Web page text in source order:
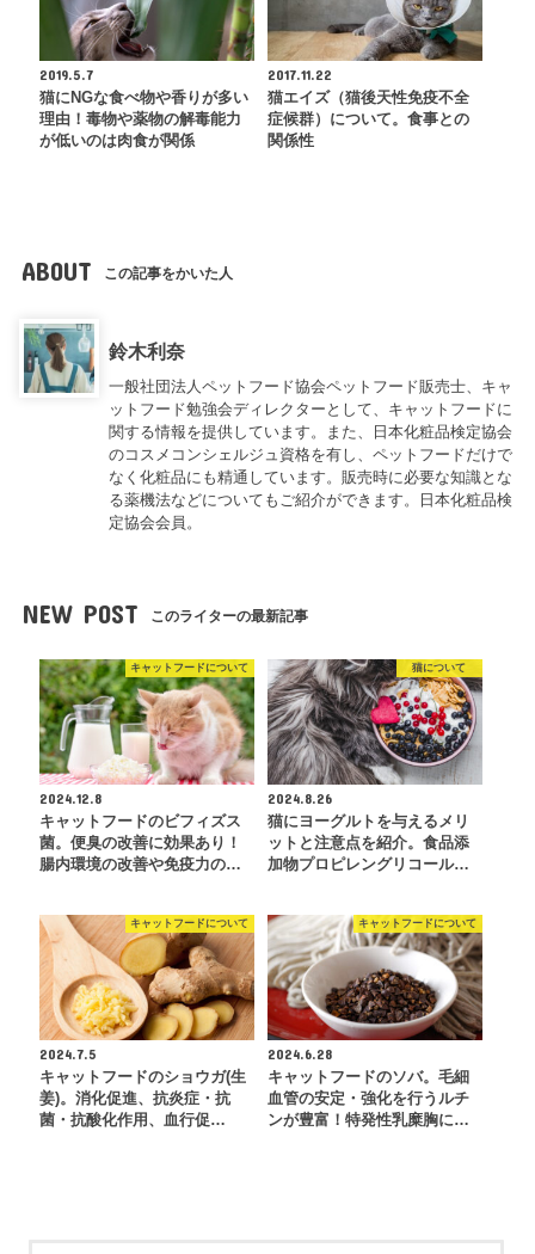
2019.5.7
猫にNGな食べ物や香りが多い
理由！毒物や薬物の解毒能力
が低いのは肉食が関係
2017.11.22
猫エイズ（猫後天性免疫不全
症候群）について。食事との
関係性
ABOUT この記事をかいた人
鈴木利奈
一般社団法人ペットフード協会ペットフード販売士、キャ
ットフード勉強会ディレクターとして、キャットフードに
関する情報を提供しています。また、日本化粧品検定協会
のコスメコンシェルジュ資格を有し、ペットフードだけで
なく化粧品にも精通しています。販売時に必要な知識とな
る薬機法などについてもご紹介ができます。日本化粧品検
定協会会員。
NEW POST このライターの最新記事
キャットフードについて
2024.12.8
キャットフードのビフィズス
菌。便臭の改善に効果あり！
腸内環境の改善や免疫力の…
猫について
2024.8.26
猫にヨーグルトを与えるメリ
ットと注意点を紹介。食品添
加物プロピレングリコール…
キャットフードについて
2024.7.5
キャットフードのショウガ(生
姜)。消化促進、抗炎症・抗
菌・抗酸化作用、血行促…
キャットフードについて
2024.6.28
キャットフードのソバ。毛細
血管の安定・強化を行うルチ
ンが豊富！特発性乳糜胸に…